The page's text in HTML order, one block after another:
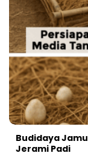
Budidaya
Jerami Padi